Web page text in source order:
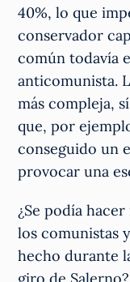
40%, lo que
conservador
común todavía
anticomunista.
más compleja,
que, por
conseguido un
provocar una
¿Se podía
los comunistas
hecho durante
giro de